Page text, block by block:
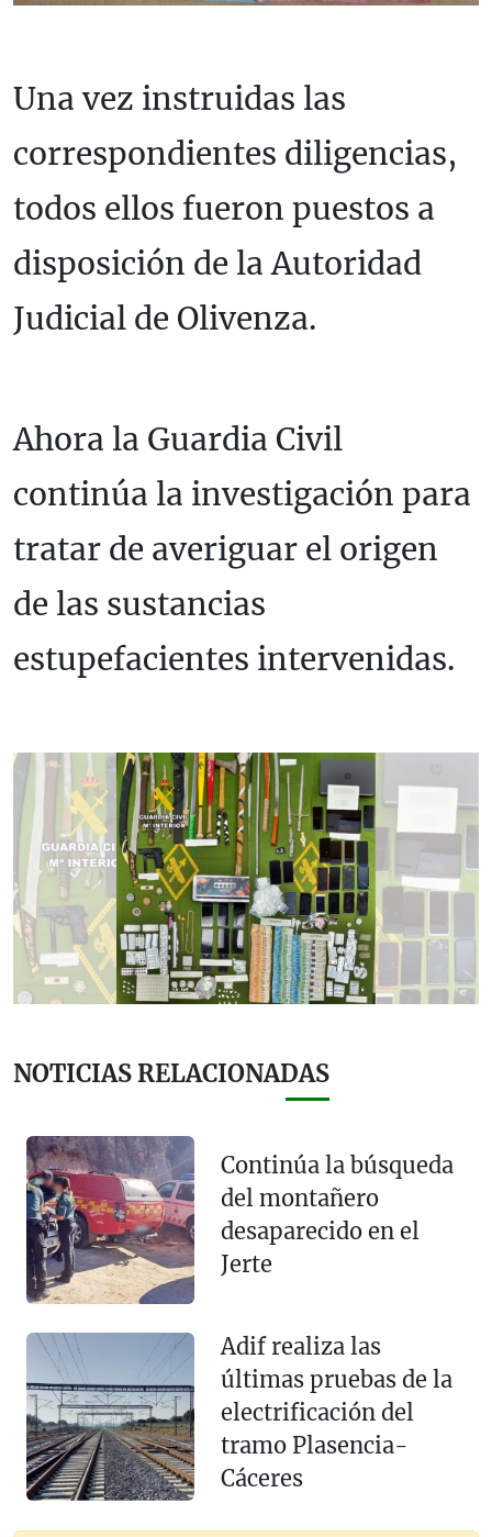
Una vez instruidas las
correspondientes diligencias,
todos ellos fueron puestos a
disposición de la Autoridad
Judicial de Olivenza.
Ahora la Guardia Civil
continúa la investigación para
tratar de averiguar el origen
de las sustancias
estupefacientes intervenidas.
NOTICIAS RELACIONADAS
Continúa la búsqueda
del montañero
desaparecido en el
Jerte
Adif realiza las
últimas pruebas de la
electrificación del
tramo Plasencia-
Cáceres